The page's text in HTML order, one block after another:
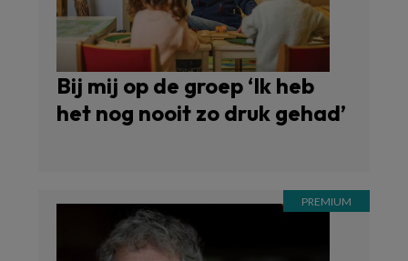
Bij mij op de groep ‘Ik heb
het nog nooit zo druk gehad’